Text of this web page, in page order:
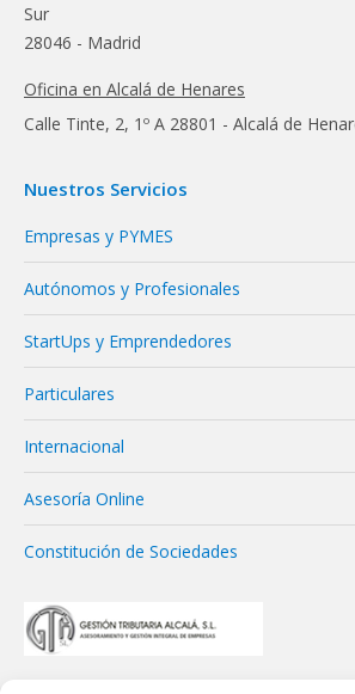
Sur
28046 - Madrid
Oficina en Alcalá de Henares
Calle Tinte, 2, 1º A 28801 - Alcalá de
Nuestros Servicios
Empresas y PYMES
Autónomos y Profesionales
StartUps y Emprendedores
Particulares
Internacional
Asesoría Online
Constitución de Sociedades